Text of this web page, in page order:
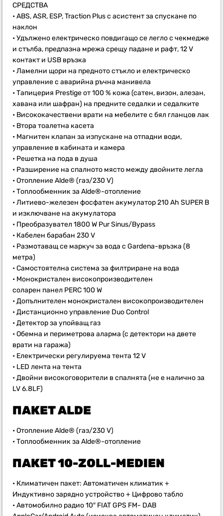
СРЕДСТВА
• ABS, ASR, ESP, Traction Plus с асистент за спускане по
наклон
• Удължено електрическо повдигащо се легло с чекмедже
и стълба, предпазна мрежа срещу падане и рафт, 12 V
контакт и USB връзка
• Ламелни щори на предното стъкло и електрическо
управление с аварийна ръчна манивела
• Тапицерия Prestige от 100 % кожа (сатен, визон, алезан,
хавана или шафран) на предните седалки и седалките
• Висококачествени врати на мебелите с бял гланцов лак
• Втора тоалетна касета
• Магнитен клапан за изпускане на отпадни води,
управление в кабината и камера
• Решетка на пода в душа
• Разширение на спалното място между двойните легла
• Отопление Alde® (газ/230 V)
• Топлообменник за Alde®-отопление
• Литиево-железен фосфатен акумулатор 210 Ah SUPER B
и изключване на акумулатора
• Преобразувател 1800 W Pur Sinus/Bypass
• Кабелен барабан 230 V
• Размотаващ се маркуч за вода с Gardena-връзка (8
метра)
• Самостоятелна система за филтриране на вода
• Монокристален високопроизводителен
соларен панел PERC 100 W
• Допълнителен монокристален високопроизводителен
• Дистанционно управление Duo Control
• Детектор за упойващ газ
• Обемна и периметрова аларма (с детектори на двете
врати на гаража)
• Електрически регулируема тента 12 V
• LED лента на тента
• Двойни високоговорители в спалнята (не е налично за
LV 6.8LF)
ПАКЕТ ALDE
• Отопление Alde® (газ/230 V)
• Топлообменник за Alde®-отопление
ПАКЕТ10-ZOLL-MEDIEN
• Климатичен пакет: Автоматичен климатик +
Индуктивно зарядно устройство + Цифрово табло
• Автомобилно радио 10″ FIAT GPS FM- DAB